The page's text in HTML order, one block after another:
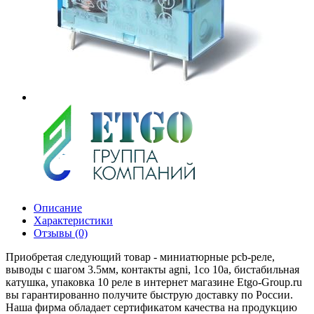
Описание
Характеристики
Отзывы (0)
Приобретая следующий товар - миниатюрные pcb-реле,
выводы с шагом 3.5мм, контакты agni, 1co 10a, бистабильная
катушка, упаковка 10 реле в интернет магазине Etgo-Group.ru
вы гарантированно получите быструю доставку по России.
Наша фирма обладает сертификатом качества на продукцию